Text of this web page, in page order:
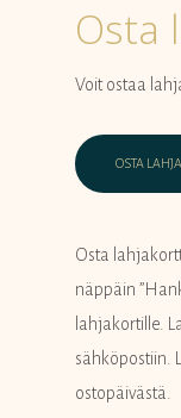
Osta
Voit ostaa
OSTA
Osta
näppäin
lahjakortille.
sähköpostiin.
ostopäivästä.